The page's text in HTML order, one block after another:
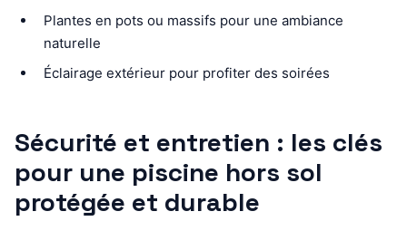
Plantes en pots ou massifs pour une ambiance
naturelle
Éclairage extérieur pour profiter des soirées
Sécurité et entretien : les clés
pour une piscine hors sol
protégée et durable